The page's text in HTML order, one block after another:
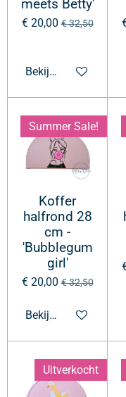
meets Betty'
€ 20,00 € 32,50
Bekijk details
Summer Sale!
Koffer
halfrond 28
cm -
'Bubblegum
girl'
€ 20,00 € 32,50
Bekijk details
Uitverkocht